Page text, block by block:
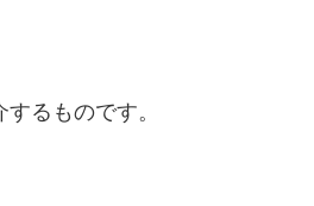
るものです。